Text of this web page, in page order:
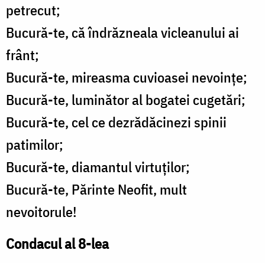
petrecut;
Bucură-te, că îndrăzneala vicleanului ai
frânt;
Bucură-te, mireasma cuvioasei nevoințe;
Bucură-te, luminător al bogatei cugetări;
Bucură-te, cel ce dezrădăcinezi spinii
patimilor;
Bucură-te, diamantul virtuților;
Bucură-te, Părinte Neofit, mult
nevoitorule!
Condacul al 8-lea